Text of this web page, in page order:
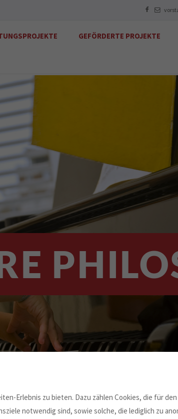
GEFÖRDERTE PROJEKTE
Erlebnis zu bieten. Dazu zählen Cookies, die für
notwendig sind, sowie solche, die lediglich zu